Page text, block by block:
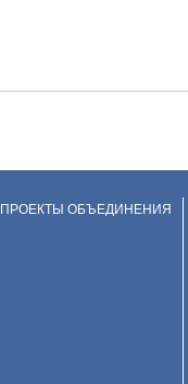
ПРОЕКТЫ ОБЪЕДИНЕНИЯ